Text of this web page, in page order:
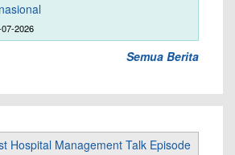
2026
Semua Berita
Hospital Management Talk Episode